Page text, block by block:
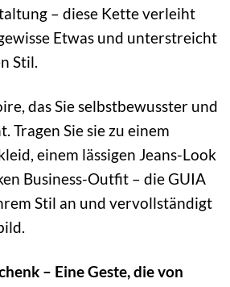
– diese Kette verleiht
Etwas und unterstreicht
Stil.
das Sie selbstbewusster und
Tragen Sie sie zu einem
einem lässigen Jeans-Look
Business-Outfit – die GUIA
Stil an und vervollständigt
– Eine Geste, die von